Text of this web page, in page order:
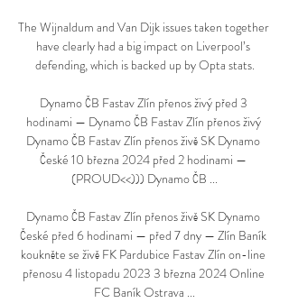
The Wijnaldum and Van Dijk issues taken together
have clearly had a big impact on Liverpool’s
defending, which is backed up by Opta stats.
Dynamo ČB Fastav Zlín přenos živý před 3
hodinami — Dynamo ČB Fastav Zlín přenos živý
Dynamo ČB Fastav Zlín přenos živě SK Dynamo
České 10 března 2024 před 2 hodinami —
(PROUD<<))) Dynamo ČB ...
Dynamo ČB Fastav Zlín přenos živě SK Dynamo
České před 6 hodinami — před 7 dny — Zlín Baník
koukněte se živě FK Pardubice Fastav Zlín on-line
přenosu 4 listopadu 2023 3 března 2024 Online
FC Baník Ostrava ...